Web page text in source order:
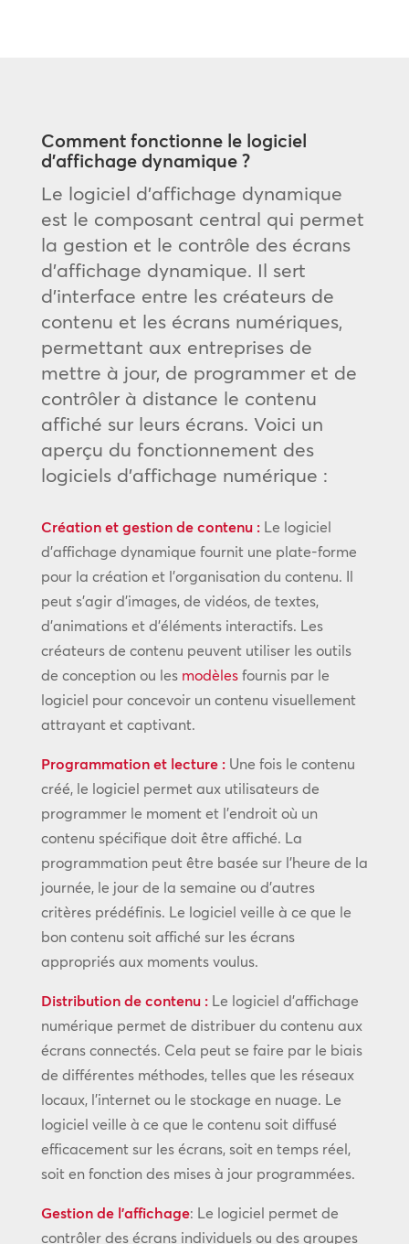
Comment fonctionne le logiciel
d’affichage dynamique ?
Le logiciel d’affichage dynamique
est le composant central qui permet
la gestion et le contrôle des écrans
d’affichage dynamique. Il sert
d’interface entre les créateurs de
contenu et les écrans numériques,
permettant aux entreprises de
mettre à jour, de programmer et de
contrôler à distance le contenu
affiché sur leurs écrans. Voici un
aperçu du fonctionnement des
logiciels d’affichage numérique :
Création et gestion de contenu :Le logiciel
d’affichage dynamique fournit une plate-forme
pour la création et l’organisation du contenu. Il
peut s’agir d’images, de vidéos, de textes,
d’animations et d’éléments interactifs. Les
créateurs de contenu peuvent utiliser les outils
de conception ou les modèlesfournis par le
logiciel pour concevoir un contenu visuellement
attrayant et captivant.
Programmation et lecture :Une fois le contenu
créé, le logiciel permet aux utilisateurs de
programmer le moment et l’endroit où un
contenu spécifique doit être affiché. La
programmation peut être basée sur l’heure de la
journée, le jour de la semaine ou d’autres
critères prédéfinis. Le logiciel veille à ce que le
bon contenu soit affiché sur les écrans
appropriés aux moments voulus.
Distribution de contenu :Le logiciel d’affichage
numérique permet de distribuer du contenu aux
écrans connectés. Cela peut se faire par le biais
de différentes méthodes, telles que les réseaux
locaux, l’internet ou le stockage en nuage. Le
logiciel veille à ce que le contenu soit diffusé
efficacement sur les écrans, soit en temps réel,
soit en fonction des mises à jour programmées.
Gestion de l’affichage: Le logiciel permet de
contrôler des écrans individuels ou des groupes